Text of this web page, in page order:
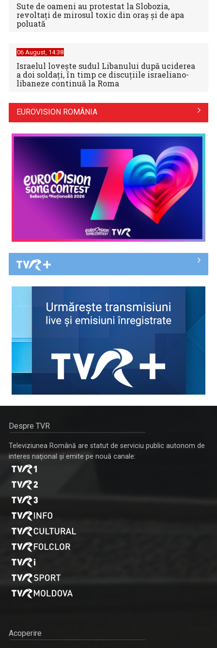
Sute de oameni au protestat la Slobozia,
revoltați de mirosul toxic din oraș și de apa
poluată
06 August, 14:38
Israelul loveşte sudul Libanului după uciderea
a doi soldaţi, în timp ce discuţiile israeliano-
libaneze continuă la Roma
EUROVISION ROMÂNIA
Despre TVR
Televiziunea Română are statut de serviciu public autonom de
interes naţional şi emite pe nouă canale:
Acoperire